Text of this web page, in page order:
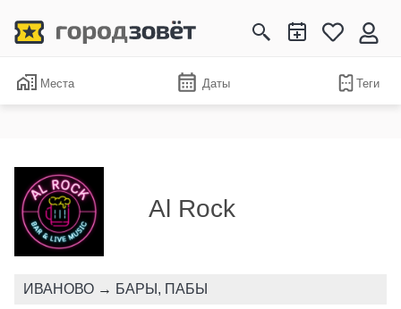
Места Даты Теги
Al Rock
ИВАНОВО → БАРЫ, ПАБЫ